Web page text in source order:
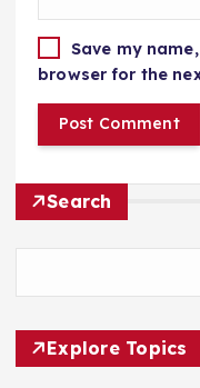
Save my
browser for the
Search
Explore Topics